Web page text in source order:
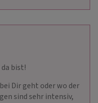
da bist!
Dir geht oder wo der
sind sehr intensiv,